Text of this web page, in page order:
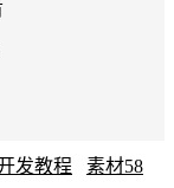
发教程
素材58